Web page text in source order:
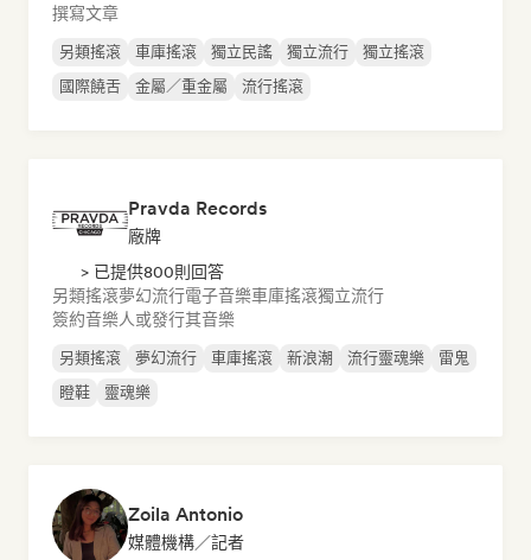
撰寫文章
另類搖滾 車庫搖滾 獨立民謠 獨立流行
獨立搖滾
國際饒舌
金屬／重金屬 流行搖滾
Pravda Records
廠牌
> 已提供800則回答
另類搖滾夢幻流行電子音樂車庫搖滾獨立流行
簽約音樂人或發行其音樂
另類搖滾 夢幻流行 車庫搖滾 新浪潮 流行靈魂樂
雷鬼
瞪鞋
靈魂樂
Zoila Antonio
媒體機構／記者